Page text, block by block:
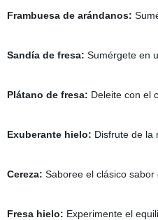
Frambuesa de arándanos:
Sandía de fresa: Sumérgete en
Plátano de fresa: Deleite con el
Exuberante hielo: Disfrute de la
Cereza: Saboree el clásico
Fresa hielo: Experimente el